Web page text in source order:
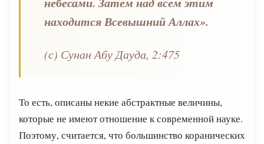
находится Всевышний Аллах».
(с) Сунан Абу Дауда, 2:475
То есть, описаны некие абстрактные величины,
которые не имеют отношение к современной науке.
Поэтому, считается, что большинство коранических